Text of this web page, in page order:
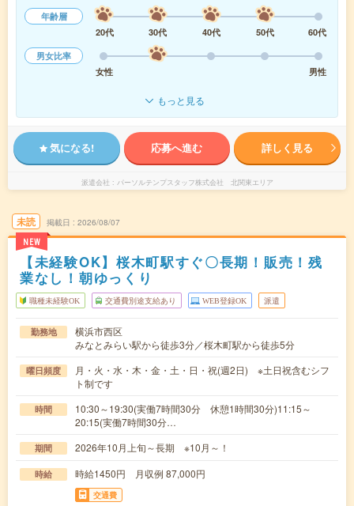
年齢層
20代
30代 40代 50代
60代
男女比率
女性
男性
もっと見る
気になる! 応募へ進む 詳しく見る
派遣会社 パーソルテンプスタッフ株式会社 北関東エリア
未読
NEW
掲載日 2026/08/07
【未経験OK】桜木町駅すぐ〇長期！販売！残
業なし！朝ゆっくり
職種未経験OK 交通費別途支給あり WEB登録OK 派遣
勤務地
横浜市西区
みなとみらい駅から徒歩3分／桜木町駅から徒歩5分
曜日頻度
月・火・水・木・金・土・日・祝(週2日) ※土日祝含むシフ
ト制です
時間
10:30～19:30(実働7時間30分 休憩1時間30分)11:15～
20:15(実働7時間30分…
期間 2026年10月上旬～長期 ※10月～！
時給 時給1450円 月収例 87,000円
交通費